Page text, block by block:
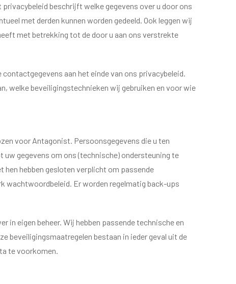
beschrijft welke gegevens over u door ons
met derden kunnen worden gedeeld. Ook leggen wij
met betrekking tot de door u aan ons verstrekte
aan het einde van ons privacybeleid.
welke beveiligingstechnieken wij gebruiken en voor wie
voor Antagonist. Persoonsgegevens die u ten
gegevens om ons (technische) ondersteuning te
hen hebben gesloten verplicht om passende
wachtwoordbeleid. Er worden regelmatig back-ups
eigen beheer. Wij hebben passende technische en
beveiligingsmaatregelen bestaan in ieder geval uit de
te voorkomen.